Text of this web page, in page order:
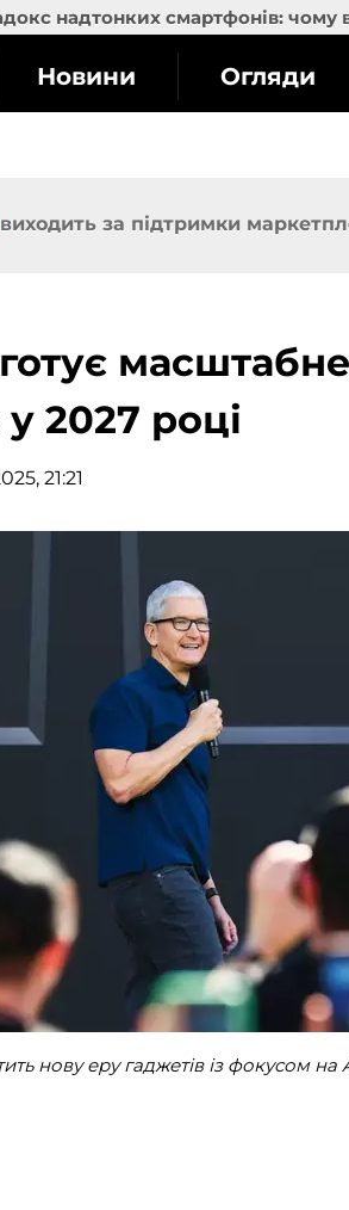
надтонких смартфонів: чому
Новини Огляди
виходить за підтримки
2027 році
21:21
нову еру гаджетів із фокусом